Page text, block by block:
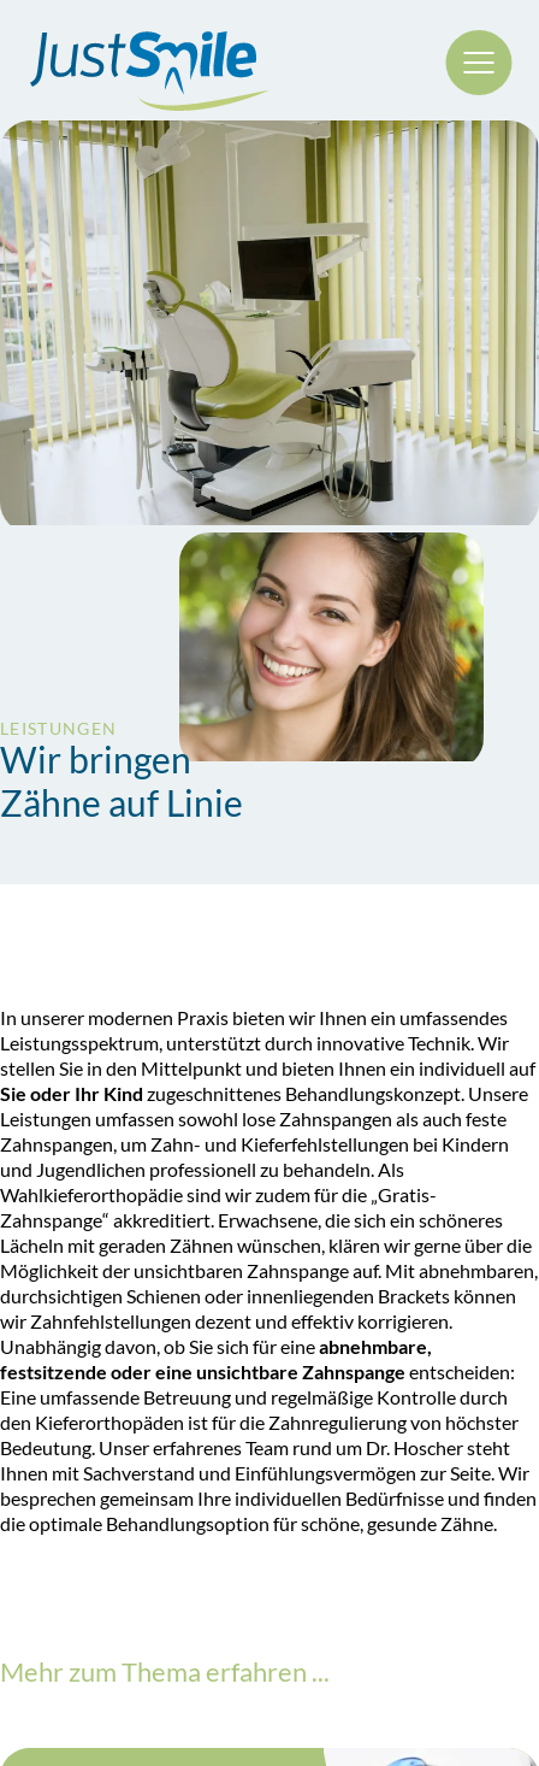
LEISTUNGEN
Wir bringen
Zähne auf Linie
In unserer modernen Praxis bieten wir Ihnen ein umfassendes
Leistungsspektrum, unterstützt durch innovative Technik. Wir
stellen Sie in den Mittelpunkt und bieten Ihnen ein individuell auf
Sie oder Ihr Kind zugeschnittenes Behandlungskonzept. Unsere
Leistungen umfassen sowohl lose Zahnspangen als auch feste
Zahnspangen, um Zahn- und Kieferfehlstellungen bei Kindern
und Jugendlichen professionell zu behandeln. Als
Wahlkieferorthopädie sind wir zudem für die „Gratis-
Zahnspange“ akkreditiert. Erwachsene, die sich ein schöneres
Lächeln mit geraden Zähnen wünschen, klären wir gerne über die
Möglichkeit der unsichtbaren Zahnspangeauf. Mit abnehmbaren,
durchsichtigen Schienen oder innenliegenden Brackets können
wir Zahnfehlstellungen dezent und effektiv korrigieren.
Unabhängig davon, ob Sie sich für eineabnehmbare,
festsitzende oder eine unsichtbare Zahnspange entscheiden:
Eine umfassende Betreuung und regelmäßige Kontrolle durch
den Kieferorthopäden ist für die Zahnregulierung von höchster
Bedeutung. Unser erfahrenes Team rund um Dr. Hoscher steht
Ihnen mit Sachverstand und Einfühlungsvermögen zur Seite. Wir
besprechen gemeinsam Ihre individuellen Bedürfnisse und finden
die optimale Behandlungsoption für schöne, gesunde Zähne.
Mehr zum Thema erfahren ...